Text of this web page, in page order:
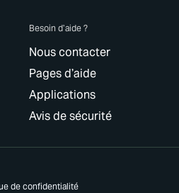
Besoin d’aide ?
Nous contacter
Pages d’aide
Applications
Avis de sécurité
de confidentialité